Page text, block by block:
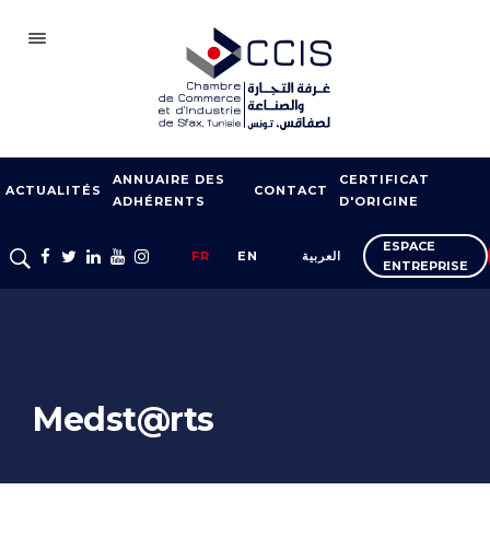
CCIS
FORMATION
ACTUALITÉS
ANNUAIRE DES
ADHÉRENTS
CONTACT
CERTIFICAT
D'ORIGINE
FR EN العربية
ESPACE
ENTREPRISE
Medst@rts